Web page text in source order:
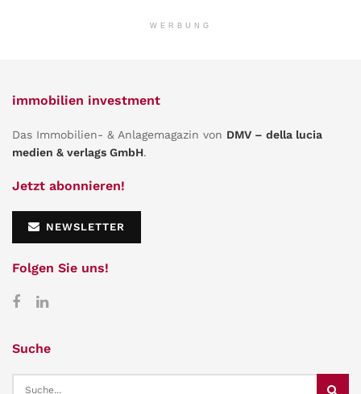
WERBUNG
immobilien investment
Das Immobilien- & Anlagemagazin von DMV – della lucia
medien & verlags GmbH.
Jetzt abonnieren!
NEWSLETTER
Folgen Sie uns!
Suche